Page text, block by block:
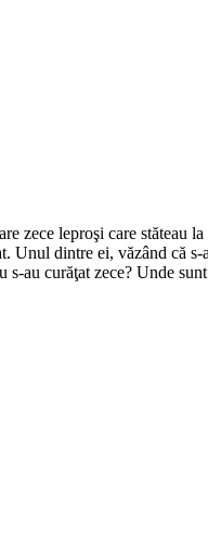
leproşi care stăteau
dintre ei, văzând că
au curăţat zece? Unde